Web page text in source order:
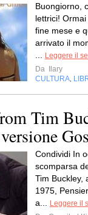
Buongiorno,
lettrici!
fine mese e
arrivato il
Leggere il
Da
Ilary
CULTURA
Tim
Condividi In
scomparsa
Tim Buckley,
1975,
a...
Leggere il